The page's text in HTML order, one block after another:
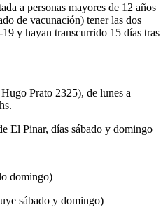
a personas mayores de 12 años
de vacunación) tener las dos
y hayan transcurrido 15 días tras
Prato 2325), de lunes a
El Pinar, días sábado y domingo
domingo)
sábado y domingo)